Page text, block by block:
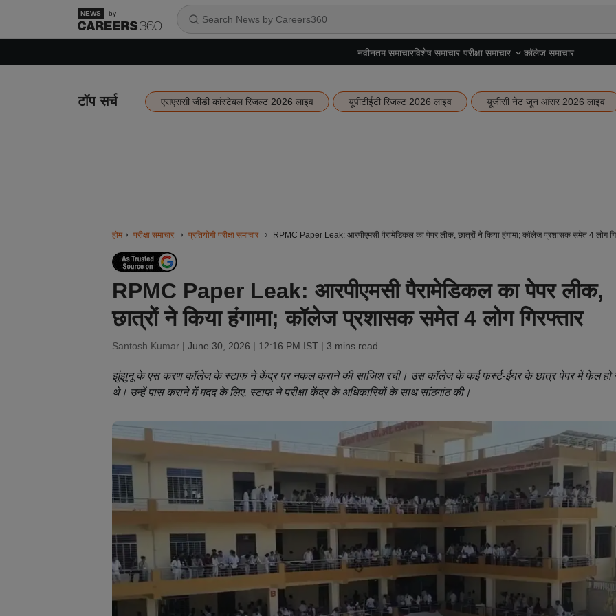
by
नवीनतम समाचारविशेष समाचार परीक्षा समाचार कॉलेज समाचार
टॉप सर्च एसएससी जीडी कांस्टेबल रिजल्ट 2026 लाइव यूपीटीईटी रिजल्ट 2026 लाइव यूजीसी नेट जून आंसर 2026 लाइव
होम परीक्षा समाचार प्रतियोगी परीक्षा समाचार RPMC Paper Leak: आरपीएमसी पैरामेडिकल का पेपर लीक, छात्रों ने किया हंगामा; कॉलेज प्रशासक समेत 4 लोग
RPMC Paper Leak: आरपीएमसी पैरामेडिकल का पेपर लीक,
छात्रों ने किया हंगामा; कॉलेज प्रशासक समेत 4 लोग गिरफ्तार
Santosh Kumar | June 30, 2026 | 12:16 PM IST | 3 mins read
झुंझुनू के एस करण कॉलेज के स्टाफ ने केंद्र पर नकल कराने की साजिश रची। उस कॉलेज के कई फर्स्ट-ईयर के छात्र पेपर में फेल हो
थे। उन्हें पास कराने में मदद के लिए, स्टाफ ने परीक्षा केंद्र के अधिकारियों के साथ सांठगांठ की।